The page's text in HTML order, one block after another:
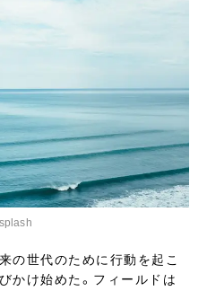
の世代のために行動を起こ
かけ始めた。フィールドは